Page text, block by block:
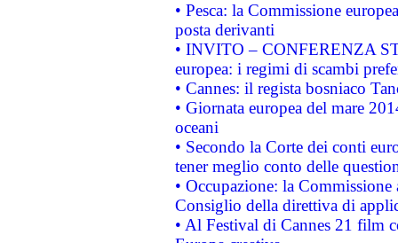
• Pesca: la Commissione
posta derivanti
• INVITO – CONFERENZA
europea: i regimi di scambi
• Cannes: il regista bosniaco
• Giornata europea del mare
oceani
• Secondo la Corte dei conti
tener meglio conto delle
• Occupazione: la
Consiglio della direttiva di
• Al Festival di Cannes 21 film